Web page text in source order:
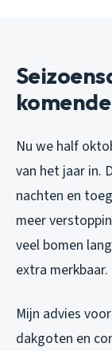
Nu we half
van het jaar in.
nachten en
meer
veel bomen
extra merkbaar.
Mijn advies
dakgoten en